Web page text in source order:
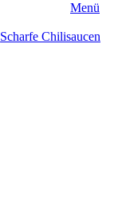
Menü
Scharfe Chilisaucen